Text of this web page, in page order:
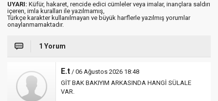
UYARI: Küfür, hakaret, rencide edici cümleler veya imalar, inançlara saldırı
içeren, imla kuralları ile yazılmamış,
Türkçe karakter kullanılmayan ve büyük harflerle yazılmış yorumlar
onaylanmamaktadır.
1 Yorum
E.t / 06 Ağustos 2026 18:48
GİT BAK BAKIYIM ARKASINDA HANGİ SÜLALE
VAR.